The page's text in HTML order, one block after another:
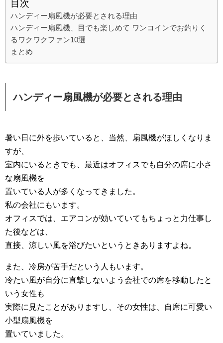
目次
ハンディー扇風機が必要とされる理由
ハンディー扇風機、目でも楽しめて ワンコインでお釣りく
るワクワクファン10選
まとめ
ハンディー扇風機が必要とされる理由
暑い日に外を歩いていると、当然、扇風機がほしくなりま
すが、
室内にいるときでも、最近はオフィスでも自分の席に小さ
な扇風機を
置いている人が多くなってきました。
私の会社にもいます。
オフィスでは、エアコンが効いていてもちょっと力仕事し
た後などは、
直接、涼しい風を浴びたいというときありますよね。
また、冷房が苦手だという人もいます。
冷たい風が自分に直撃しないよう会社での席を移動したと
いう女性も
実際に見たことがありますし、その女性は、自席に可愛い
小型扇風機を
置いていました。